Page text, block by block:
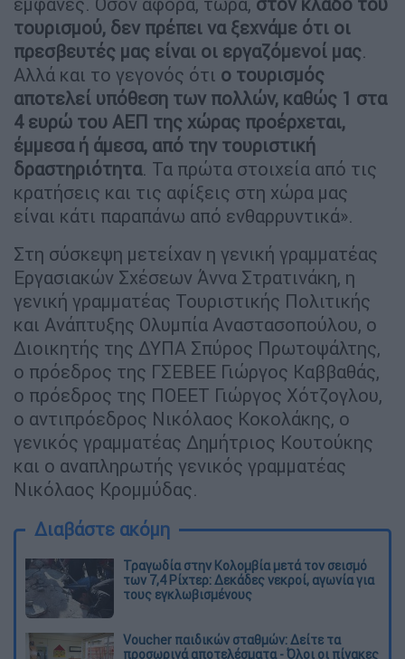
τουρισμού, δεν πρέπει να ξεχνάμε ότι οι
πρεσβευτές μας είναι οι εργαζόμενοί μας.
Αλλά και το γεγονός ότι ο τουρισμός
αποτελεί υπόθεση των πολλών, καθώς 1 στα
4 ευρώ του ΑΕΠ της χώρας προέρχεται,
έμμεσα ή άμεσα, από την τουριστική
δραστηριότητα. Τα πρώτα στοιχεία από τις
κρατήσεις και τις αφίξεις στη χώρα μας
είναι κάτι παραπάνω από ενθαρρυντικά».
Στη σύσκεψη μετείχαν η γενική γραμματέας
Εργασιακών Σχέσεων Άννα Στρατινάκη, η
γενική γραμματέας Τουριστικής Πολιτικής
και Ανάπτυξης Ολυμπία Αναστασοπούλου, ο
Διοικητής της ΔΥΠΑ Σπύρος Πρωτοψάλτης,
ο πρόεδρος της ΓΣΕΒΕΕ Γιώργος Καββαθάς,
ο πρόεδρος της ΠΟΕΕΤ Γιώργος Χότζογλου,
ο αντιπρόεδρος Νικόλαος Κοκολάκης, ο
γενικός γραμματέας Δημήτριος Κουτούκης
και ο αναπληρωτής γενικός γραμματέας
Νικόλαος Κρομμύδας.
Διαβάστε ακόμη
Τραγωδία στην Κολομβία μετά τον σεισμό
των 7,4 Ρίχτερ: Δεκάδες νεκροί, αγωνία για
τους εγκλωβισμένους
Voucher παιδικών σταθμών: Δείτε τα
προσωρινά αποτελέσματα - Όλοι οι πίνακες